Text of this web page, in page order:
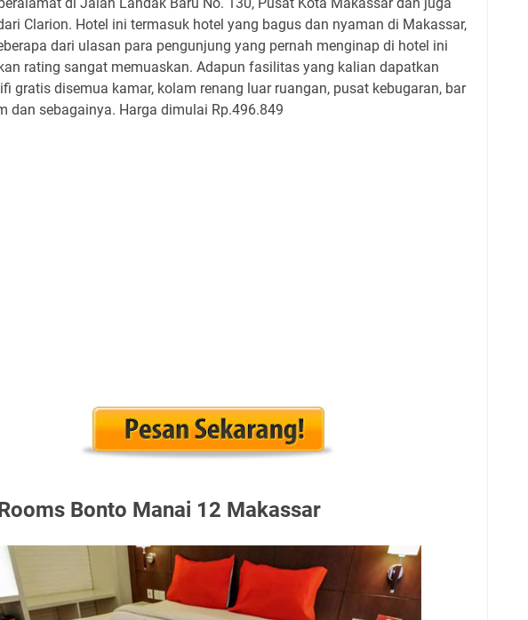
Clarion. Hotel ini termasuk hotel yang bagus dan nyaman di Makassar,
dari ulasan para pengunjung yang pernah menginap di hotel ini
rating sangat memuaskan. Adapun fasilitas yang kalian dapatkan
gratis disemua kamar, kolam renang luar ruangan, pusat kebugaran, bar
dan sebagainya. Harga dimulai Rp.496.849
Bonto Manai 12 Makassar